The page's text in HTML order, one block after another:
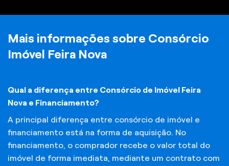
Mais informações sobre Consórcio
Imóvel Feira Nova
Qual a diferença entre Consórcio de Imóvel Feira
Nova e Financiamento?
A principal diferença entre consórcio de imóvel e
financiamento está na forma de aquisição. No
financiamento, o comprador recebe o valor total do
imóvel de forma imediata, mediante um contrato com